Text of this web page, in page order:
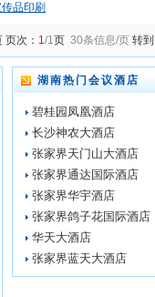
品印刷
次： 1/1页 30条信息/页转到
湖南热门会议酒店
碧桂园凤凰酒店
长沙神农大酒店
张家界天门山大酒店
张家界通达国际酒店
张家界华宇酒店
张家界鸽子花国际酒店
华天大酒店
张家界蓝天大酒店